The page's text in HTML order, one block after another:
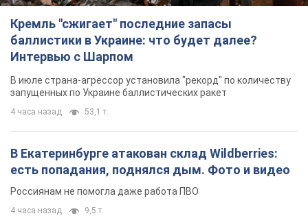
Кремль "сжигает" последние запасы
баллистики в Украине: что будет далее?
Интервью с Шарпом
В июле страна-агрессор установила "рекорд" по количеству
запущенных по Украине баллистических ракет
4 часа назад 53,1 т.
В Екатеринбурге атакован склад Wildberries:
есть попадания, поднялся дым. Фото и видео
Россиянам не помогла даже работа ПВО
4 часа назад 9,5 т.